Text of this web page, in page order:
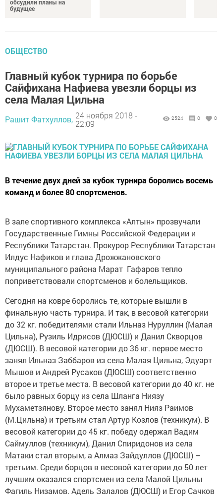
обсудили планы на
будущее
ОБЩЕСТВО
Главный кубок турнира по борьбе
Сайфихана Нафиева увезли борцы из
села Малая Цильна
Рашит Фатхуллов, 24 ноября 2018 -
22:09
2524 0 0
В течение двух дней за кубок турнира боролись восемь
команд и более 80 спортсменов.
В зале спортивного комплекса «Алтын» прозвучали
Государственные Гимны Российской Федерации и
Республики Татарстан. Прокурор Республики Татарстан
Илдус Нафиков и глава Дрожжановского
муниципального района Марат Гафаров тепло
поприветствовали спортсменов и болельщиков.
Сегодня на ковре боролись те, которые вышли в
финальную часть турнира. И так, в весовой категории
до 32 кг. победителями стали Ильназ Нуруллин (Малая
Цильна), Рузиль Идрисов (ДЮСШ) и Данил Скворцов
(ДЮСШ). В весовой категории до 36 кг. первое место
занял Ильназ Заббаров из села Малая Цильна, Эдуарт
Мышов и Андрей Русаков (ДЮСШ) соответственно
второе и третье места. В весовой категории до 40 кг. не
было равных борцу из села Шланга Ниязу
Мухаметзянову. Второе место занял Нияз Раимов
(М.Цильна) и третьим стал Артур Козлов (техникум). В
весовой категории до 45 кг. победу одержал Вадим
Саймуллов (техникум), Данил Спиридонов из села
Матаки стал вторым, а Алмаз Зайдуллов (ДЮСШ) –
третьим. Среди борцов в весовой категории до 50 лет
лучшим оказался спортсмен из села Малой Цильны
Фагиль Низамов. Адель Залалов (ДЮСШ) и Егор Сачков